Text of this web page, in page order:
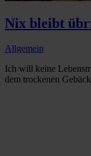
Nix bleibt
Allgemein
Ich will keine
dem trockenen